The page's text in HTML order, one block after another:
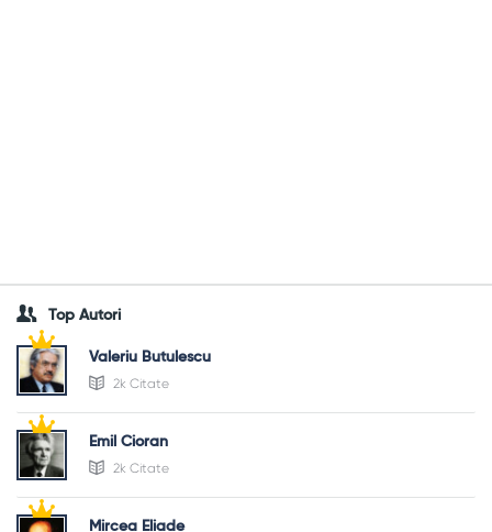
Top Autori
Valeriu Butulescu
2k Citate
Emil Cioran
2k Citate
Mircea Eliade